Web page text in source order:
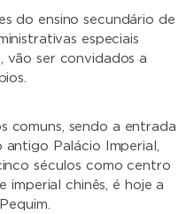
do ensino secundário de
especiais
vão ser convidados a
comuns, sendo a entrada
Palácio Imperial,
séculos como centro
imperial chinês, é hoje a